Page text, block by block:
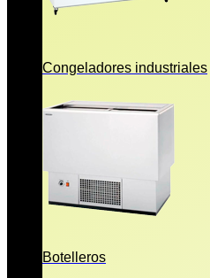
Congeladores industriales
Botelleros